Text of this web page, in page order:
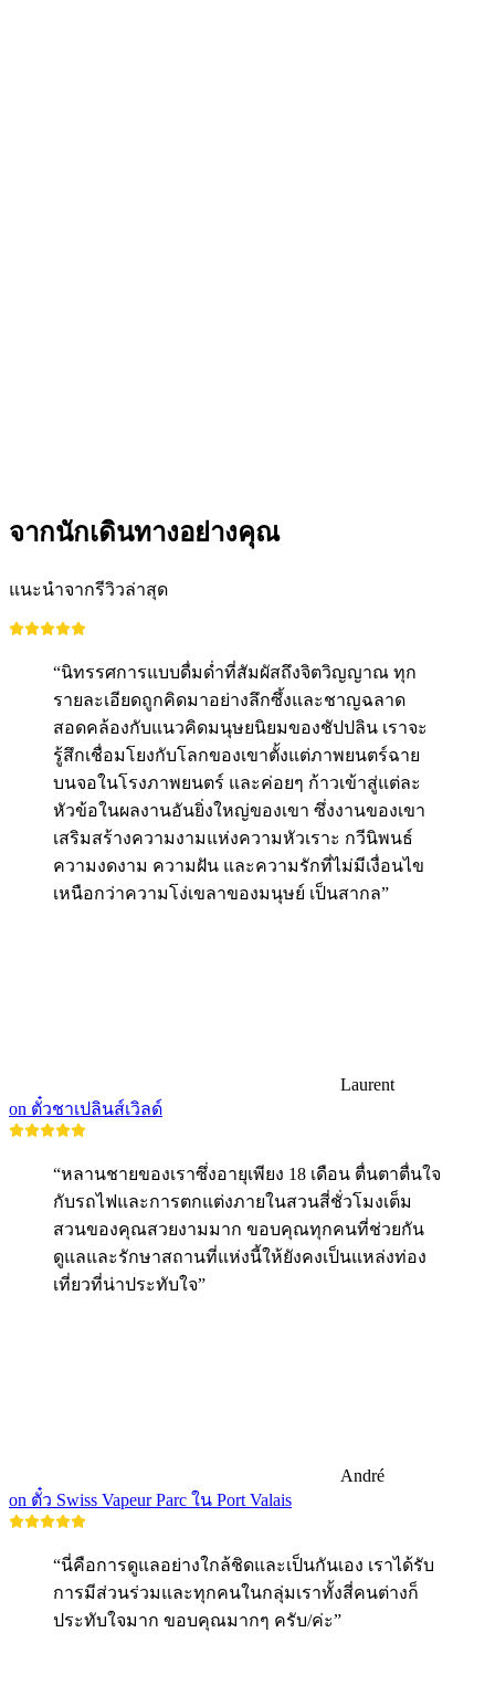
จากนักเดินทางอย่างคุณ
แนะนำจากรีวิวล่าสุด
“นิทรรศการแบบดื่มด่ำที่สัมผัสถึงจิตวิญญาณ ทุก
รายละเอียดถูกคิดมาอย่างลึกซึ้งและชาญฉลาด
สอดคล้องกับแนวคิดมนุษยนิยมของชัปปลิน เราจะ
รู้สึกเชื่อมโยงกับโลกของเขาตั้งแต่ภาพยนตร์ฉาย
บนจอในโรงภาพยนตร์ และค่อยๆ ก้าวเข้าสู่แต่ละ
หัวข้อในผลงานอันยิ่งใหญ่ของเขา ซึ่งงานของเขา
เสริมสร้างความงามแห่งความหัวเราะ กวีนิพนธ์
ความงดงาม ความฝัน และความรักที่ไม่มีเงื่อนไข
เหนือกว่าความโง่เขลาของมนุษย์ เป็นสากล”
Laurent
on ตั๋วชาเปลินส์เวิลด์
“หลานชายของเราซึ่งอายุเพียง 18 เดือน ตื่นตาตื่นใจ
กับรถไฟและการตกแต่งภายในสวนสี่ชั่วโมงเต็ม
สวนของคุณสวยงามมาก ขอบคุณทุกคนที่ช่วยกัน
ดูแลและรักษาสถานที่แห่งนี้ให้ยังคงเป็นแหล่งท่อง
เที่ยวที่น่าประทับใจ”
André
on ตั๋ว Swiss Vapeur Parc ใน Port Valais
“นี่คือการดูแลอย่างใกล้ชิดและเป็นกันเอง เราได้รับ
การมีส่วนร่วมและทุกคนในกลุ่มเราทั้งสี่คนต่างก็
ประทับใจมาก ขอบคุณมากๆ ครับ/ค่ะ”